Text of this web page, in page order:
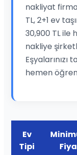
nakliyat
TL, 2+1 ev
30,900 TL ile
nakliye
hemen
Ev
Tipi